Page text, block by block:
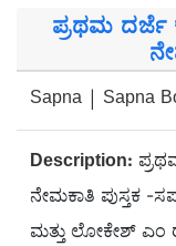
ಪ್ರಥಮ ದರ್ಜೆ
Sapna | Sapna
Description:
ನೇಮಕಾತಿ ಪುಸ್ತಕ -
ಮತ್ತು ಲೋಕೇಶ್ ಎಂ